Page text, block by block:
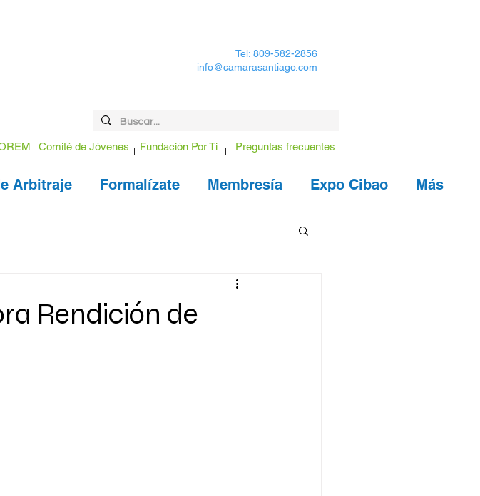
Tel: 809-582-2856
info@camarasantiago.com
Comité de Jóvenes Fundación Por Ti Preguntas frecuentes
Arbitraje Formalízate Membresía Expo Cibao Más
Rendición de